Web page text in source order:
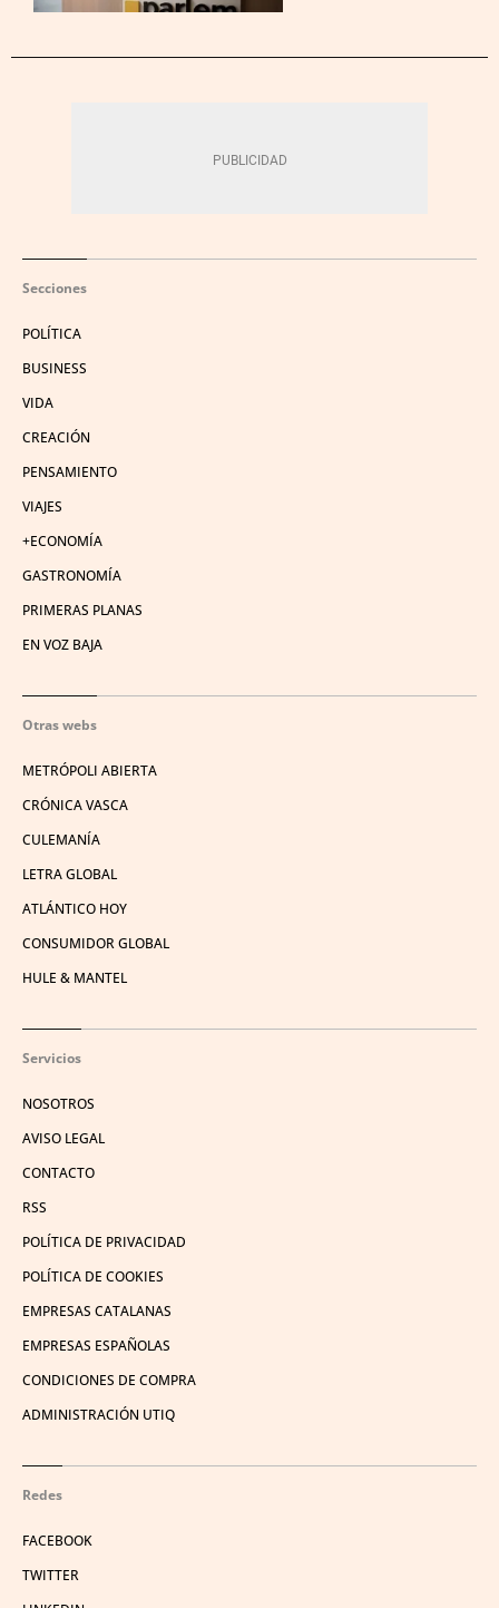
Secciones
POLÍTICA
BUSINESS
VIDA
CREACIÓN
PENSAMIENTO
VIAJES
+ECONOMÍA
GASTRONOMÍA
PRIMERAS PLANAS
EN VOZ BAJA
Otras webs
METRÓPOLI ABIERTA
CRÓNICA VASCA
CULEMANÍA
LETRA GLOBAL
ATLÁNTICO HOY
CONSUMIDOR GLOBAL
HULE & MANTEL
Servicios
NOSOTROS
AVISO LEGAL
CONTACTO
RSS
POLÍTICA DE PRIVACIDAD
POLÍTICA DE COOKIES
EMPRESAS CATALANAS
EMPRESAS ESPAÑOLAS
CONDICIONES DE COMPRA
ADMINISTRACIÓN UTIQ
Redes
FACEBOOK
TWITTER